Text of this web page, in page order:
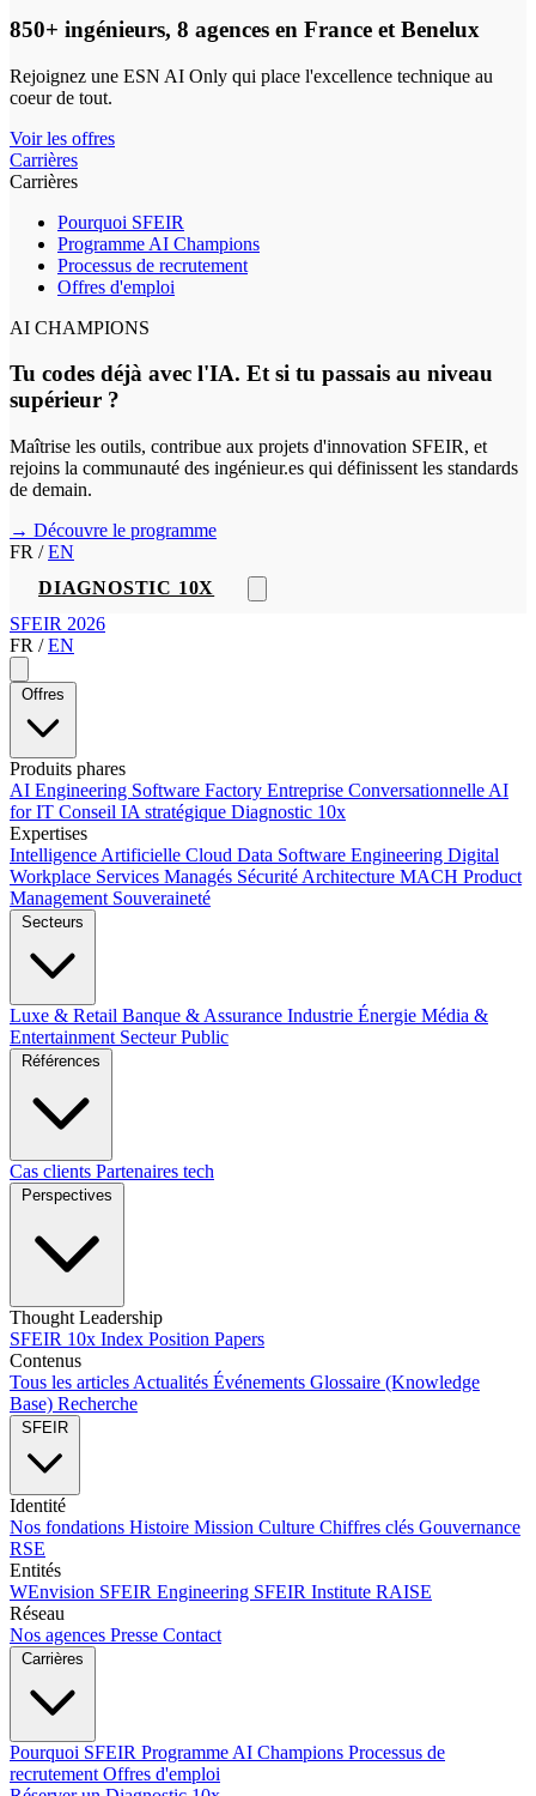
850+ ingénieurs, 8 agences en France et Benelux
Rejoignez une ESN AI Only qui place l'excellence technique au
coeur de tout.
Voir les offres
Carrières
Carrières
Pourquoi SFEIR
Programme AI Champions
Processus de recrutement
Offres d'emploi
AI CHAMPIONS
Tu codes déjà avec l'IA. Et si tu passais au niveau
supérieur ?
Maîtrise les outils, contribue aux projets d'innovation SFEIR, et
rejoins la communauté des ingénieur.es qui définissent les standards
de demain.
→ Découvre le programme
FR / EN
DIAGNOSTIC 10X
SFEIR 2026
FR / EN
Offres
Produits phares
AI Engineering Software Factory Entreprise Conversationnelle AI
for IT Conseil IA stratégique Diagnostic 10x
Expertises
Intelligence Artificielle Cloud Data Software Engineering Digital
Workplace Services Managés Sécurité Architecture MACH Product
Management Souveraineté
Secteurs
Luxe & Retail Banque & Assurance Industrie Énergie Média &
Entertainment Secteur Public
Références
Cas clients Partenaires tech
Perspectives
Thought Leadership
SFEIR 10x Index Position Papers
Contenus
Tous les articles Actualités Événements Glossaire (Knowledge
Base) Recherche
SFEIR
Identité
Nos fondations Histoire Mission Culture Chiffres clés Gouvernance
RSE
Entités
WEnvision SFEIR Engineering SFEIR Institute RAISE
Réseau
Nos agences Presse Contact
Carrières
Pourquoi SFEIR Programme AI Champions Processus de
recrutement Offres d'emploi